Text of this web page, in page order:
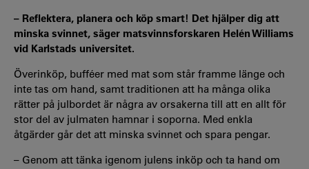
– Reflektera, planera och köp smart! Det hjälper dig att
minska svinnet, säger matsvinnsforskaren Helén Williams
vid Karlstads universitet.
Överinköp, bufféer med mat som står framme länge och
inte tas om hand, samt traditionen att ha många olika
rätter på julbordet är några av orsakerna till att en allt för
stor del av julmaten hamnar i soporna. Med enkla
åtgärder går det att minska svinnet och spara pengar.
– Genom att tänka igenom julens inköp och ta hand om